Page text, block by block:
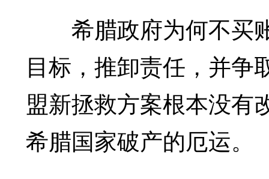
希腊政府为何不买
目标，推卸责任，并争
盟新拯救方案根本没有
希腊国家破产的厄运。